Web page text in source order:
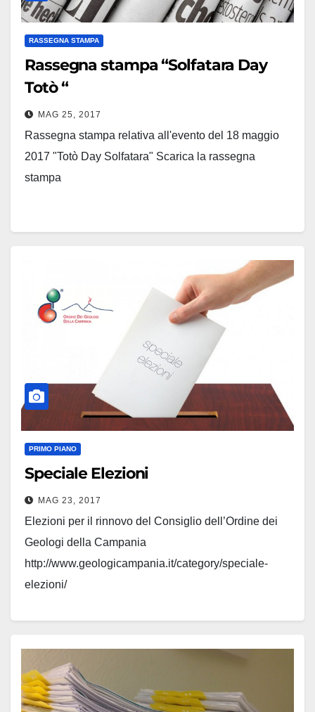
RASSEGNA STAMPA
Rassegna stampa “Solfatara Day
Totò “
MAG 25, 2017
Rassegna stampa relativa all'evento del 18 maggio
2017 "Totò Day Solfatara" Scarica la rassegna
stampa
PRIMO PIANO
Speciale Elezioni
MAG 23, 2017
Elezioni per il rinnovo del Consiglio dell’Ordine dei
Geologi della Campania
http://www.geologicampania.it/category/speciale-
elezioni/